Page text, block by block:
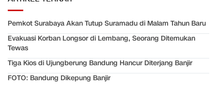
Pemkot Surabaya Akan Tutup Suramadu di Malam Tahun Baru
Evakuasi Korban Longsor di Lembang, Seorang Ditemukan
Tewas
Tiga Kios di Ujungberung Bandung Hancur Diterjang Banjir
FOTO: Bandung Dikepung Banjir